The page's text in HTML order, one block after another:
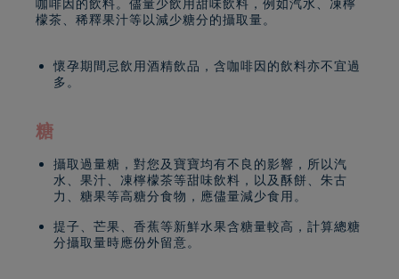
咖啡因的飲料。儘量少飲用甜味飲料，例如汽水、凍檸
檬茶、稀釋果汁等以減少糖分的攝取量。
懷孕期間忌飲用酒精飲品，含咖啡因的飲料亦不宜過
多。
糖
攝取過量糖，對您及寶寶均有不良的影響，所以汽
水、果汁、凍檸檬茶等甜味飲料，以及酥餅、朱古
力、糖果等高糖分食物，應儘量減少食用。
提子、芒果、香蕉等新鮮水果含糖量較高，計算總糖
分攝取量時應份外留意。